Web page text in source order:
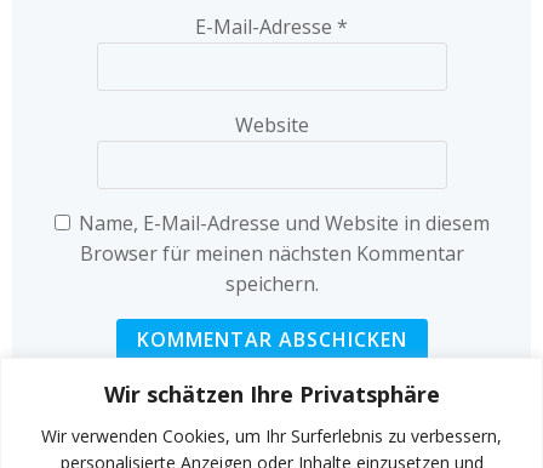
Wir schätzen Ihre Privatsphäre
Wir verwenden Cookies, um Ihr Surferlebnis zu verbessern,
personalisierte Anzeigen oder Inhalte einzusetzen und
E-Mail-Adresse *
Website
Name, E-Mail-Adresse und Website in diesem
Browser für meinen nächsten Kommentar
speichern.